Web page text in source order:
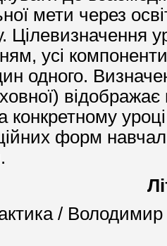
мети через
Цілевизначення
усі
одного.
конкретному
форм
/ Володимир